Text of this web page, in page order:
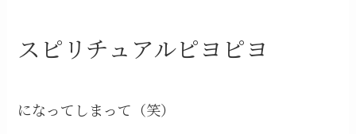
スピリチュアルピヨピヨ
になってしまって（笑）